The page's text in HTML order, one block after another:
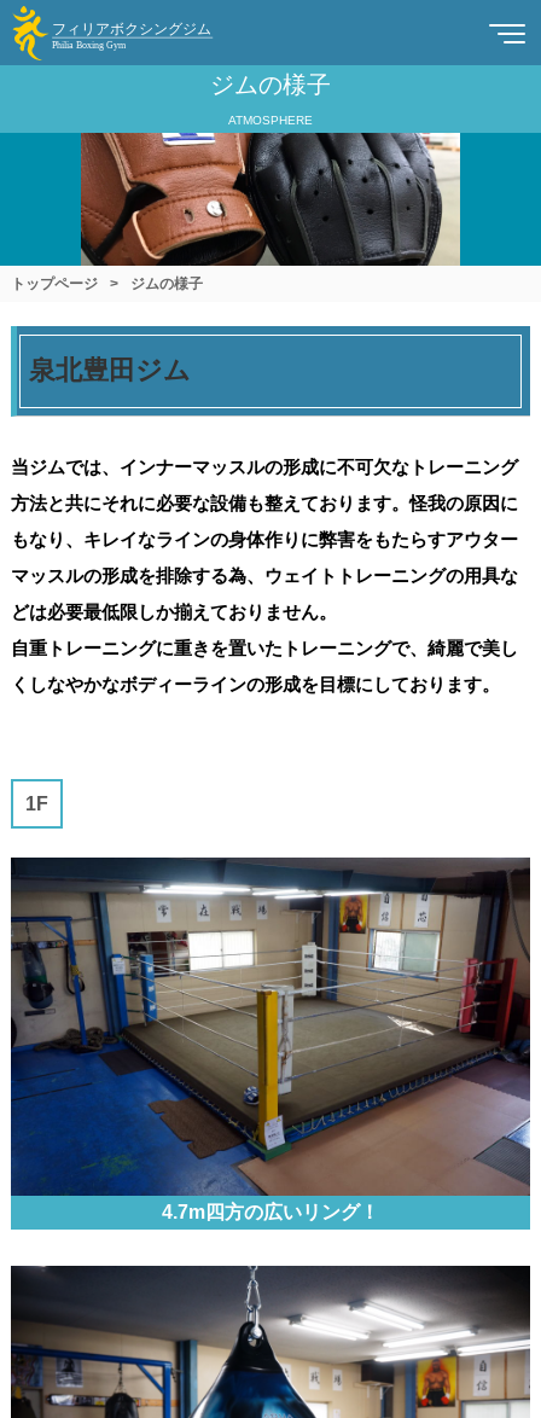
ジムの様子
ATMOSPHERE
トップページ > ジムの様子
泉北豊田ジム
当ジムでは、インナーマッスルの形成に不可欠なトレーニング
方法と共にそれに必要な設備も整えております。怪我の原因に
もなり、キレイなラインの身体作りに弊害をもたらすアウター
マッスルの形成を排除する為、ウェイトトレーニングの用具な
どは必要最低限しか揃えておりません。
自重トレーニングに重きを置いたトレーニングで、綺麗で美し
くしなやかなボディーラインの形成を目標にしております。
1F
4.7m四方の広いリング！